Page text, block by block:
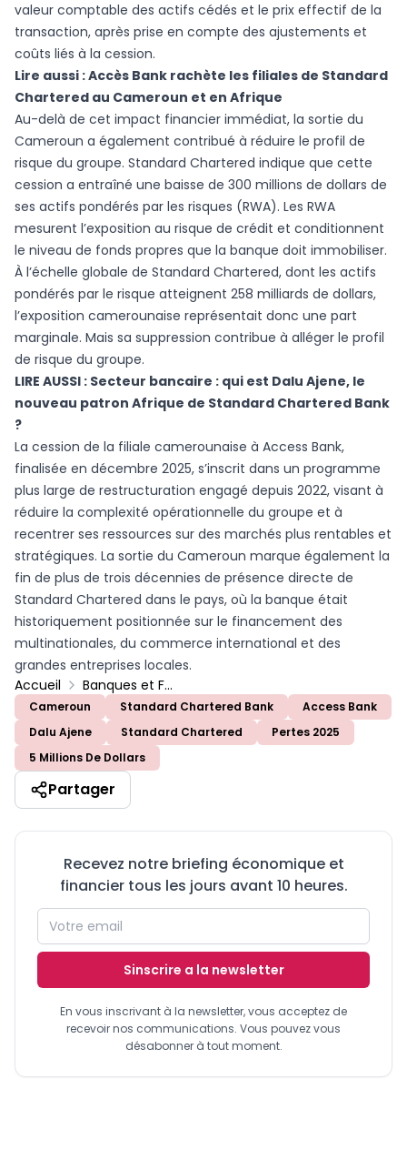
valeur comptable des actifs cédés et le prix effectif de la
transaction, après prise en compte des ajustements et
coûts liés à la cession.
Lire aussi :Accès Bank rachète les filiales de Standard
Chartered au Cameroun et en Afrique
Au-delà de cet impact financier immédiat, la sortie du
Cameroun a également contribué à réduire le profil de
risque du groupe. Standard Chartered indique que cette
cession a entraîné une baisse de 300 millions de dollars de
ses actifs pondérés par les risques (RWA). Les RWA
mesurent l’exposition au risque de crédit et conditionnent
le niveau de fonds propres que la banque doit immobiliser.
À l’échelle globale de Standard Chartered, dont les actifs
pondérés par le risque atteignent 258 milliards de dollars,
l’exposition camerounaise représentait donc une part
marginale. Mais sa suppression contribue à alléger le profil
de risque du groupe.
LIRE AUSSI : Secteur bancaire : qui est Dalu Ajene, le
nouveau patron Afrique de Standard Chartered Bank
?
La cession de la filiale camerounaise à Access Bank,
finalisée en décembre 2025, s’inscrit dans un programme
plus large de restructuration engagé depuis 2022, visant à
réduire la complexité opérationnelle du groupe et à
recentrer ses ressources sur des marchés plus rentables et
stratégiques. La sortie du Cameroun marque également la
fin de plus de trois décennies de présence directe de
Standard Chartered dans le pays, où la banque était
historiquement positionnée sur le financement des
multinationales, du commerce international et des
grandes entreprises locales.
Accueil
Banques et Finance
Cameroun Standard Chartered Bank
Access Bank
Dalu Ajene
Standard Chartered
Pertes 2025
5 Millions De Dollars
Partager
Recevez notre briefing économique et
financier tous les jours avant 10 heures.
Sinscrire a la newsletter
En vous inscrivant à la newsletter, vous acceptez de
recevoir nos communications. Vous pouvez vous
désabonner à tout moment.